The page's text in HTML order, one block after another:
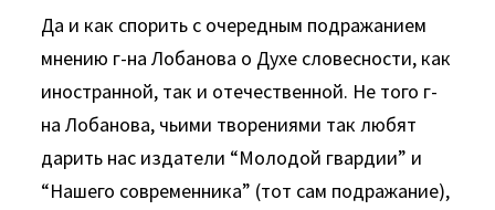
Да и как спорить с очередным подражанием
мнению г-на Лобанова о Духе словесности, как
иностранной, так и отечественной. Не того г-
на Лобанова, чьими творениями так любят
дарить нас издатели “Молодой гвардии” и
“Нашего современника” (тот сам подражание),